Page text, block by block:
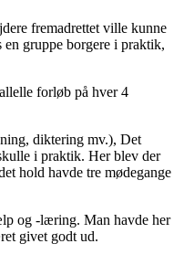
fremadrettet ville kunne
gruppe borgere i praktik,
forløb på hver 4
diktering mv.), Det
i praktik. Her blev der
hold havde tre mødegange
og -læring. Man havde her
givet godt ud.